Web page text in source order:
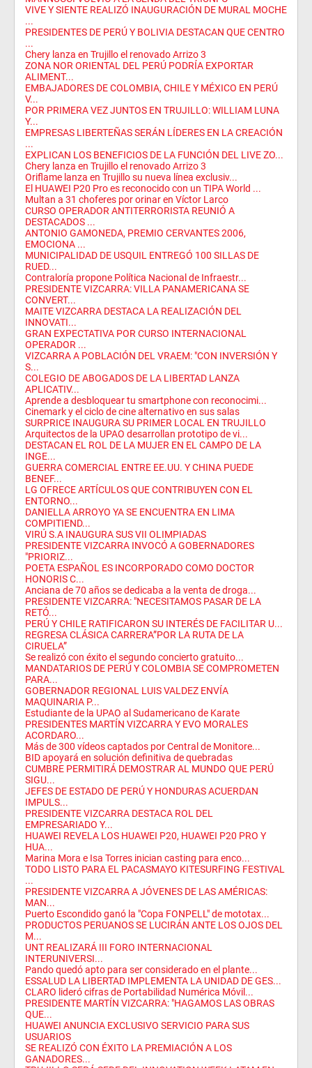
VIVE Y SIENTE REALIZÓ INAUGURACIÓN DE MURAL MOCHE
...
PRESIDENTES DE PERÚ Y BOLIVIA DESTACAN QUE CENTRO
...
Chery lanza en Trujillo el renovado Arrizo 3
ZONA NOR ORIENTAL DEL PERÚ PODRÍA EXPORTAR
ALIMENT...
EMBAJADORES DE COLOMBIA, CHILE Y MÉXICO EN PERÚ
V...
POR PRIMERA VEZ JUNTOS EN TRUJILLO: WILLIAM LUNA
Y...
EMPRESAS LIBERTEÑAS SERÁN LÍDERES EN LA CREACIÓN
...
EXPLICAN LOS BENEFICIOS DE LA FUNCIÓN DEL LIVE ZO...
Chery lanza en Trujillo el renovado Arrizo 3
Oriflame lanza en Trujillo su nueva línea exclusiv...
El HUAWEI P20 Pro es reconocido con un TIPA World ...
Multan a 31 choferes por orinar en Víctor Larco
CURSO OPERADOR ANTITERRORISTA REUNIÓ A
DESTACADOS ...
ANTONIO GAMONEDA, PREMIO CERVANTES 2006,
EMOCIONA ...
MUNICIPALIDAD DE USQUIL ENTREGÓ 100 SILLAS DE
RUED...
Contraloría propone Política Nacional de Infraestr...
PRESIDENTE VIZCARRA: VILLA PANAMERICANA SE
CONVERT...
MAITE VIZCARRA DESTACA LA REALIZACIÓN DEL
INNOVATI...
GRAN EXPECTATIVA POR CURSO INTERNACIONAL
OPERADOR ...
VIZCARRA A POBLACIÓN DEL VRAEM: "CON INVERSIÓN Y
S...
COLEGIO DE ABOGADOS DE LA LIBERTAD LANZA
APLICATIV...
Aprende a desbloquear tu smartphone con reconocimi...
Cinemark y el ciclo de cine alternativo en sus salas
SURPRICE INAUGURA SU PRIMER LOCAL EN TRUJILLO
Arquitectos de la UPAO desarrollan prototipo de vi...
DESTACAN EL ROL DE LA MUJER EN EL CAMPO DE LA
INGE...
GUERRA COMERCIAL ENTRE EE.UU. Y CHINA PUEDE
BENEF...
LG OFRECE ARTÍCULOS QUE CONTRIBUYEN CON EL
ENTORNO...
DANIELLA ARROYO YA SE ENCUENTRA EN LIMA
COMPITIEND...
VIRÚ S.A INAUGURA SUS VII OLIMPIADAS
PRESIDENTE VIZCARRA INVOCÓ A GOBERNADORES
"PRIORIZ...
POETA ESPAÑOL ES INCORPORADO COMO DOCTOR
HONORIS C...
Anciana de 70 años se dedicaba a la venta de droga...
PRESIDENTE VIZCARRA: "NECESITAMOS PASAR DE LA
RETÓ...
PERÚ Y CHILE RATIFICARON SU INTERÉS DE FACILITAR U...
REGRESA CLÁSICA CARRERA”POR LA RUTA DE LA
CIRUELA”
Se realizó con éxito el segundo concierto gratuito...
MANDATARIOS DE PERÚ Y COLOMBIA SE COMPROMETEN
PARA...
GOBERNADOR REGIONAL LUIS VALDEZ ENVÍA
MAQUINARIA P...
Estudiante de la UPAO al Sudamericano de Karate
PRESIDENTES MARTÍN VIZCARRA Y EVO MORALES
ACORDARO...
Más de 300 vídeos captados por Central de Monitore...
BID apoyará en solución definitiva de quebradas
CUMBRE PERMITIRÁ DEMOSTRAR AL MUNDO QUE PERÚ
SIGU...
JEFES DE ESTADO DE PERÚ Y HONDURAS ACUERDAN
IMPULS...
PRESIDENTE VIZCARRA DESTACA ROL DEL
EMPRESARIADO Y...
HUAWEI REVELA LOS HUAWEI P20, HUAWEI P20 PRO Y
HUA...
Marina Mora e Isa Torres inician casting para enco...
TODO LISTO PARA EL PACASMAYO KITESURFING FESTIVAL
...
PRESIDENTE VIZCARRA A JÓVENES DE LAS AMÉRICAS:
MAN...
Puerto Escondido ganó la "Copa FONPELL" de mototax...
PRODUCTOS PERUANOS SE LUCIRÁN ANTE LOS OJOS DEL
M...
UNT REALIZARÁ III FORO INTERNACIONAL
INTERUNIVERSI...
Pando quedó apto para ser considerado en el plante...
ESSALUD LA LIBERTAD IMPLEMENTA LA UNIDAD DE GES...
CLARO lideró cifras de Portabilidad Numérica Móvil...
PRESIDENTE MARTÍN VIZCARRA: "HAGAMOS LAS OBRAS
QUE...
HUAWEI ANUNCIA EXCLUSIVO SERVICIO PARA SUS
USUARIOS
SE REALIZÓ CON ÉXITO LA PREMIACIÓN A LOS
GANADORES...